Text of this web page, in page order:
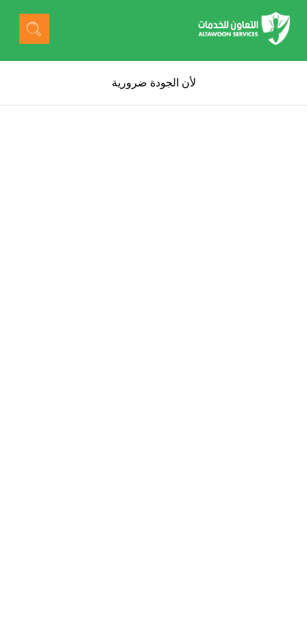
لأن الجودة ضرورية